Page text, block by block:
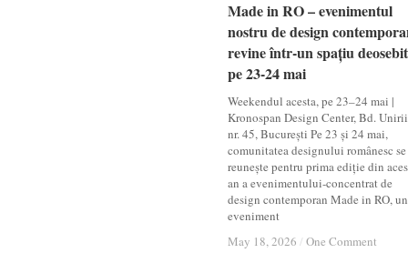
Made in RO – evenimentul
nostru de design
revine într-un spațiu
pe 23-24 mai
Weekendul acesta, pe 23–24 mai |
Kronospan Design Center, Bd. Unirii
nr. 45, București Pe 23 și 24 mai,
comunitatea designului românesc se
reunește pentru prima ediție din
an a evenimentului-concentrat de
design contemporan Made in RO, un
eveniment
May 18, 2026 / One Comment
Made in RO – evenimentul
nostru de design
revine într-un spațiu
pe 23-24 mai
May 18, 2026 / One Comment